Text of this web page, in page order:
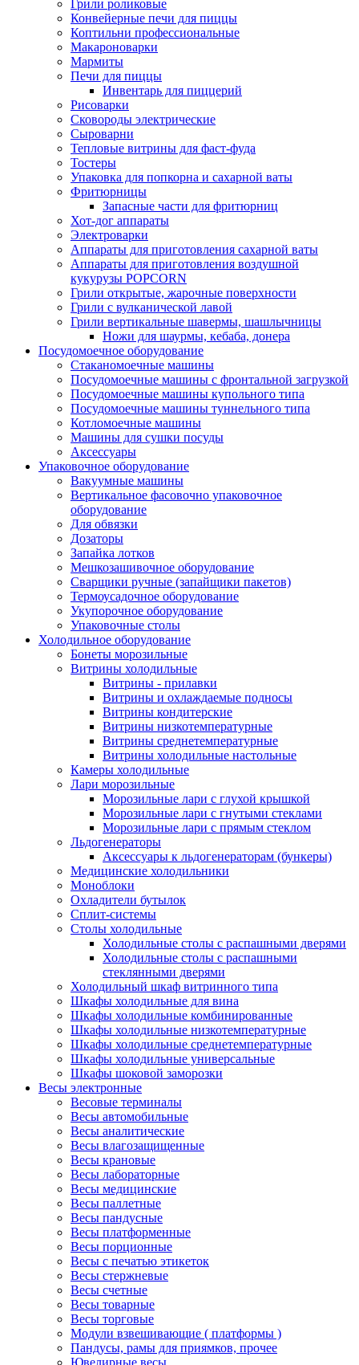
Грили роликовые
Конвейерные печи для пиццы
Коптильни профессиональные
Макароноварки
Мармиты
Печи для пиццы
Инвентарь для пиццерий
Рисоварки
Сковороды электрические
Сыроварни
Тепловые витрины для фаст-фуда
Тостеры
Упаковка для попкорна и сахарной ваты
Фритюрницы
Запасные части для фритюрниц
Хот-дог аппараты
Электроварки
Аппараты для приготовления сахарной ваты
Аппараты для приготовления воздушной
кукурузы POPCORN
Грили открытые, жарочные поверхности
Грили с вулканической лавой
Грили вертикальные шавермы, шашлычницы
Ножи для шаурмы, кебаба, донера
Посудомоечное оборудование
Стаканомоечные машины
Посудомоечные машины с фронтальной загрузкой
Посудомоечные машины купольного типа
Посудомоечные машины туннельного типа
Котломоечные машины
Машины для сушки посуды
Аксессуары
Упаковочное оборудование
Вакуумные машины
Вертикальное фасовочно упаковочное
оборудование
Для обвязки
Дозаторы
Запайка лотков
Мешкозашивочное оборудование
Сварщики ручные (запайщики пакетов)
Термоусадочное оборудование
Укупорочное оборудование
Упаковочные столы
Холодильное оборудование
Бонеты морозильные
Витрины холодильные
Витрины - прилавки
Витрины и охлаждаемые подносы
Витрины кондитерские
Витрины низкотемпературные
Витрины среднетемпературные
Витрины холодильные настольные
Камеры холодильные
Лари морозильные
Морозильные лари с глухой крышкой
Морозильные лари с гнутыми стеклами
Морозильные лари с прямым стеклом
Льдогенераторы
Аксессуары к льдогенераторам (бункеры)
Медицинские холодильники
Моноблоки
Охладители бутылок
Сплит-системы
Столы холодильные
Холодильные столы с распашными дверями
Холодильные столы с распашными
стеклянными дверями
Холодильный шкаф витринного типа
Шкафы холодильные для вина
Шкафы холодильные комбинированные
Шкафы холодильные низкотемпературные
Шкафы холодильные среднетемпературные
Шкафы холодильные универсальные
Шкафы шоковой заморозки
Весы электронные
Весовые терминалы
Весы автомобильные
Весы аналитические
Весы влагозащищенные
Весы крановые
Весы лабораторные
Весы медицинские
Весы паллетные
Весы пандусные
Весы платформенные
Весы порционные
Весы с печатью этикеток
Весы стержневые
Весы счетные
Весы товарные
Весы торговые
Модули взвешивающие ( платформы )
Пандусы, рамы для приямков, прочее
Ювелирные весы